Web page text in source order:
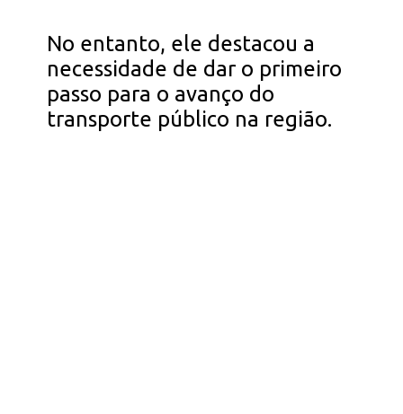
No entanto, ele destacou a
necessidade de dar o primeiro
passo para o avanço do
transporte público na região.